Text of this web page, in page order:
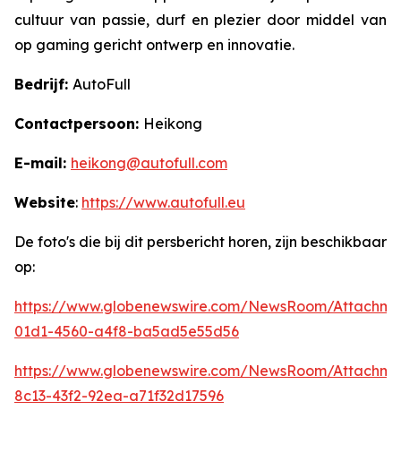
cultuur van passie, durf en plezier door middel van
op gaming gericht ontwerp en innovatie.
Bedrijf: AutoFull
Contactpersoon: Heikong
E-mail: heikong@autofull.com
Website: https://www.autofull.eu
De foto's die bij dit persbericht horen, zijn beschikbaar
op:
https://www.globenewswire.com/NewsRoom/
01d1-4560-a4f8-ba5ad5e55d56
https://www.globenewswire.com/NewsRoom/
8c13-43f2-92ea-a71f32d17596